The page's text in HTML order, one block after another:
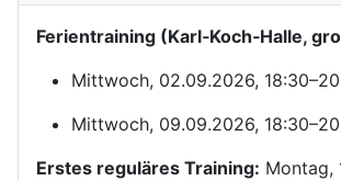
Ferientraining (Karl‑Koch‑Halle,
Mittwoch, 02.09.2026,
Mittwoch, 09.09.2026,
Erstes reguläres Training: Montag,